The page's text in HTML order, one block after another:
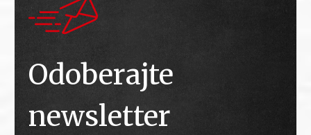
Odoberajte
newsletter